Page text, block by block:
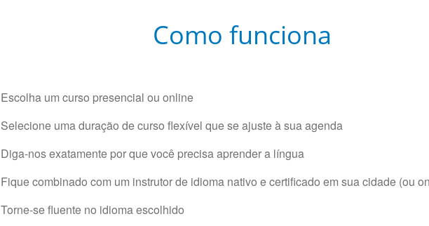
Como funciona
Escolha um curso presencial ou online
Selecione uma duração de curso flexível que se ajuste à sua agenda
Diga-nos exatamente por que você precisa aprender a língua
Fique combinado com um instrutor de idioma nativo e certificado em sua cidade (ou
Torne-se fluente no idioma escolhido